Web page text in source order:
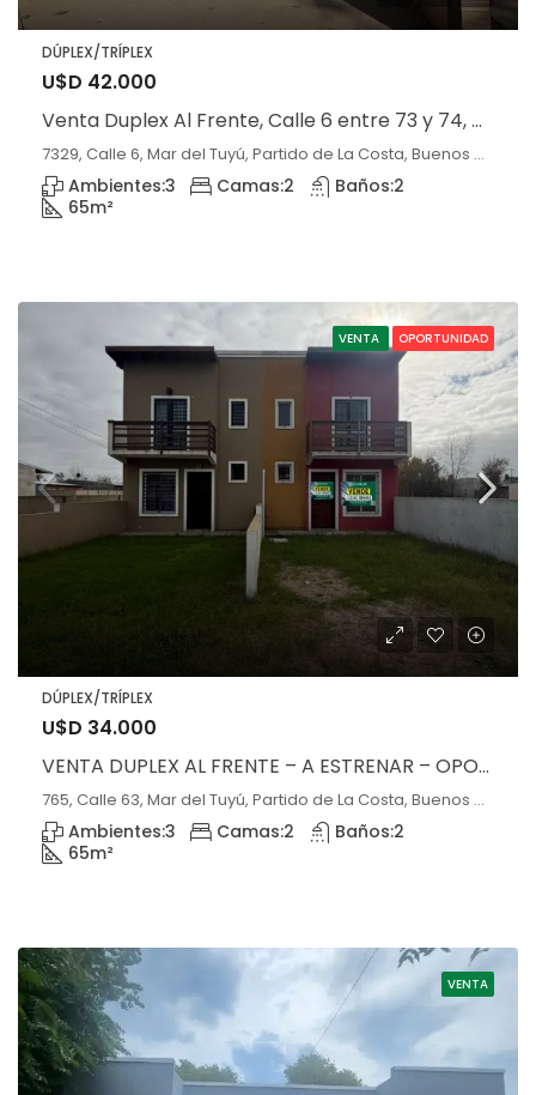
DÚPLEX/TRÍPLEX
U$D 42.000
Venta Duplex Al Frente, Calle 6 entre 73 y 74, Mar del Tuyú.
7329, Calle 6, Mar del Tuyú, Partido de La Costa, Buenos Aires, 7108, Argentina, Mar del Tuyú, Buenos Aires
Ambientes:3 Camas:2 Baños:2
65m²
VENTA OPORTUNIDAD
DÚPLEX/TRÍPLEX
U$D 34.000
VENTA DUPLEX AL FRENTE – A ESTRENAR – OPORTUNIDAD!!
765, Calle 63, Mar del Tuyú, Partido de La Costa, Buenos Aires, 7108, Argentina, Mar del Tuyú, Buenos Aires
Ambientes:3 Camas:2 Baños:2
65m²
VENTA